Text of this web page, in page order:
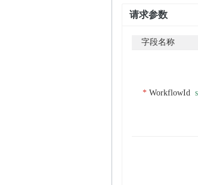
请求参数
字段名称
WorkflowId